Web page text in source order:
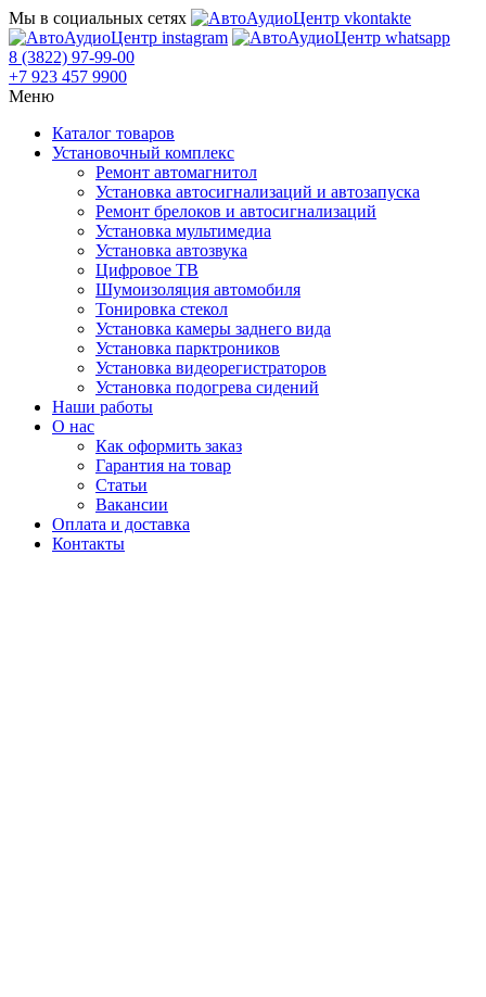
Мы в социальных сетях
8 (3822) 97-99-00
+7 923 457 9900
Меню
Каталог товаров
Установочный комплекс
Ремонт автомагнитол
Установка автосигнализаций и автозапуска
Ремонт брелоков и автосигнализаций
Установка мультимедиа
Установка автозвука
Цифровое ТВ
Шумоизоляция автомобиля
Тонировка стекол
Установка камеры заднего вида
Установка парктроников
Установка видеорегистраторов
Установка подогрева сидений
Наши работы
О нас
Как оформить заказ
Гарантия на товар
Статьи
Вакансии
Оплата и доставка
Контакты